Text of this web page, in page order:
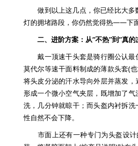
做到以上这几点，你已经比大多
灯的拥堵路段，你仍然觉得热——下
二、进阶方案：从“不热”到“真的
戴一顶速干头套是骑行圈公认最
莫代尔等速干面料制成的薄款头套(
将头皮分泌的汗水导向外层并蒸发
形成一个微小空气夹层，既增加了
洗，几分钟就晾干；而头盔内衬拆
性自然不会下降。
市面上还有一种专门为头盔设计